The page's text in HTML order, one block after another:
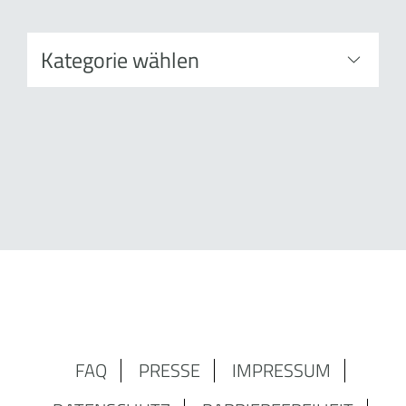
FAQ PRESSE
IMPRESSUM